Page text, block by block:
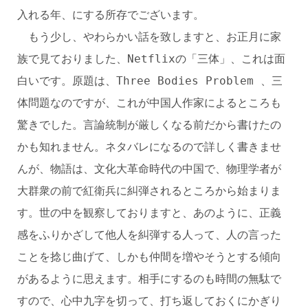
入れる年、にする所存でございます。
もう少し、やわらかい話を致しますと、お正月に家
族で見ておりました、Netflixの「三体」、これは面
白いです。原題は、Three Bodies Problem 、三
体問題なのですが、これが中国人作家によるところも
驚きでした。言論統制が厳しくなる前だから書けたの
かも知れません。ネタバレになるので詳しく書きませ
んが、物語は、文化大革命時代の中国で、物理学者が
大群衆の前で紅衛兵に糾弾されるところから始まりま
す。世の中を観察しておりますと、あのように、正義
感をふりかざして他人を糾弾する人って、人の言った
ことを捻じ曲げて、しかも仲間を増やそうとする傾向
があるように思えます。相手にするのも時間の無駄で
すので、心中九字を切って、打ち返しておくにかぎり